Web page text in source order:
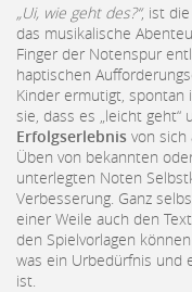
„Ui, wie geht des?“, ist
das musikalische
Finger der Notenspur
haptischen
Kinder ermutigt, spontan
sie, dass es „leicht
Erfolgserlebnis von sich
Üben von bekannten
unterlegten Noten
Verbesserung. Ganz
einer Weile auch den
den Spielvorlagen
was ein Urbedürfnis und
ist.